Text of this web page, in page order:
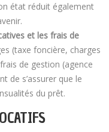
état réduit également
et les frais de
(taxe foncière, charges
de gestion (agence
de s’assurer que le
du prêt.